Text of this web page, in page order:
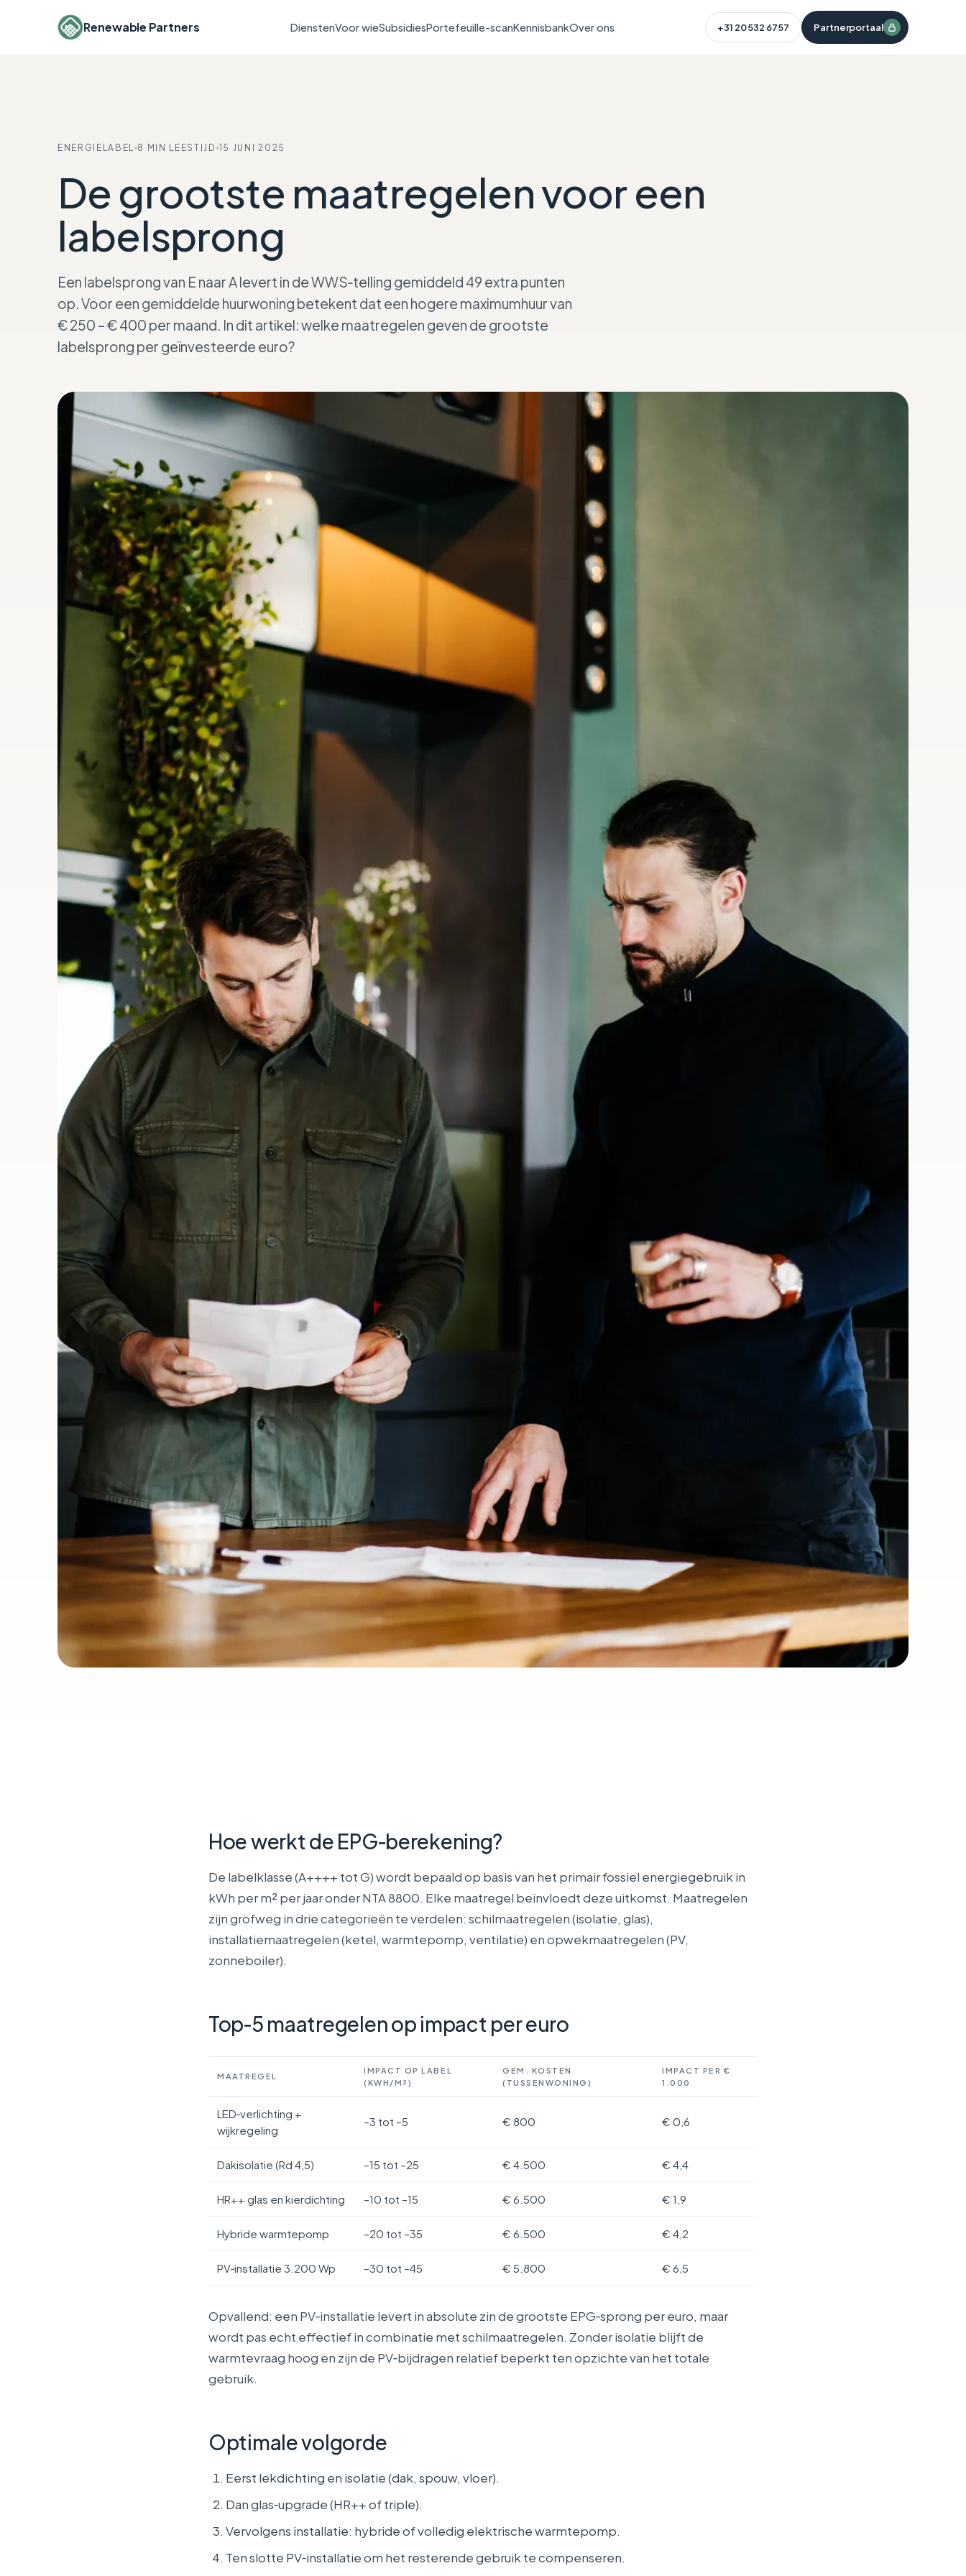
Renewable Partners DienstenVoor wieSubsidiesPortefeuille-scanKennisbankOver ons +31 20 532 6757 Partnerportaal
ENERGIELABEL 8 MIN LEESTIJD 15 JUNI 2025
De grootste maatregelen voor een
labelsprong
Een labelsprong van E naar A levert in de WWS‑telling gemiddeld 49 extra punten
op. Voor een gemiddelde huurwoning betekent dat een hogere maximumhuur van
€ 250 – € 400 per maand. In dit artikel: welke maatregelen geven de grootste
labelsprong per geïnvesteerde euro?
Hoe werkt de EPG‑berekening?
De labelklasse (A++++ tot G) wordt bepaald op basis van het primair fossiel energiegebruik in
kWh per m² per jaar onder NTA 8800. Elke maatregel beïnvloedt deze uitkomst. Maatregelen
zijn grofweg in drie categorieën te verdelen: schilmaatregelen (isolatie, glas),
installatiemaatregelen (ketel, warmtepomp, ventilatie) en opwekmaatregelen (PV,
zonneboiler).
Top‑5 maatregelen op impact per euro
MAATREGEL
IMPACT OP LABEL
(KWH/M²)
GEM. KOSTEN
(TUSSENWONING)
IMPACT PER €
1.000
LED‑verlichting +
wijkregeling
–3 tot –5 € 800 € 0,6
Dakisolatie (Rd 4,5) –15 tot –25 € 4.500 € 4,4
HR++ glas en kierdichting –10 tot –15 € 6.500 € 1,9
Hybride warmtepomp –20 tot –35 € 6.500 € 4,2
PV‑installatie 3.200 Wp –30 tot –45 € 5.800 € 6,5
Opvallend: een PV‑installatie levert in absolute zin de grootste EPG‑sprong per euro, maar
wordt pas echt effectief in combinatie met schilmaatregelen. Zonder isolatie blijft de
warmtevraag hoog en zijn de PV‑bijdragen relatief beperkt ten opzichte van het totale
gebruik.
Optimale volgorde
Eerst lekdichting en isolatie (dak, spouw, vloer).
Dan glas‑upgrade (HR++ of triple).
Vervolgens installatie: hybride of volledig elektrische warmtepomp.
Ten slotte PV‑installatie om het resterende gebruik te compenseren.